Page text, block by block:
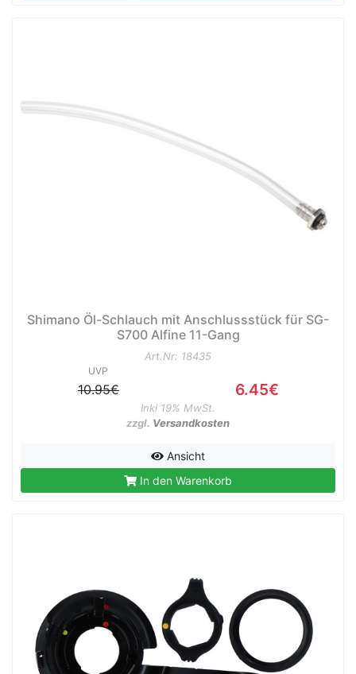
Shimano Öl-Schlauch mit Anschlussstück für SG-
S700 Alfine 11-Gang
Art.Nr: 18435
UVP
10.95€ 6.45€
Inkl 19% MwSt.
zzgl. Versandkosten
Ansicht
In den Warenkorb